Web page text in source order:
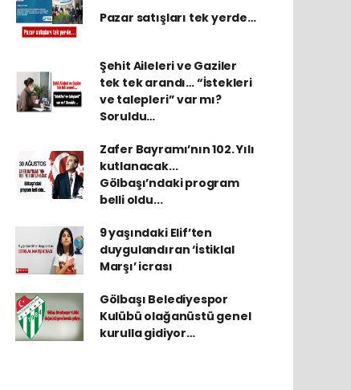
Pazar satışları tek yerde…
Şehit Aileleri ve Gaziler
tek tek arandı… “İstekleri
ve talepleri” var mı?
Soruldu…
Zafer Bayramı’nın 102. Yılı
kutlanacak...
Gölbaşı’ndaki program
belli oldu...
9 yaşındaki Elif’ten
duygulandıran ‘İstiklal
Marşı’ icrası
Gölbaşı Belediyespor
Kulübü olağanüstü genel
kurulla gidiyor…